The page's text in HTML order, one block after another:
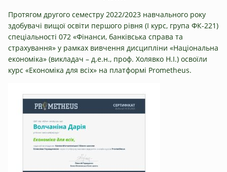
Протягом другого семестру 2022/2023 навчального року
здобувачі вищої освіти першого рівня (І курс, група ФК-221)
спеціальності 072 «Фінанси, банківська справа та
страхування» у рамках вивчення дисципліни «Національна
економіка» (викладач – д.е.н., проф. Холявко Н.І.) освоїли
курс «Економіка для всіх» на платформі Prometheus.